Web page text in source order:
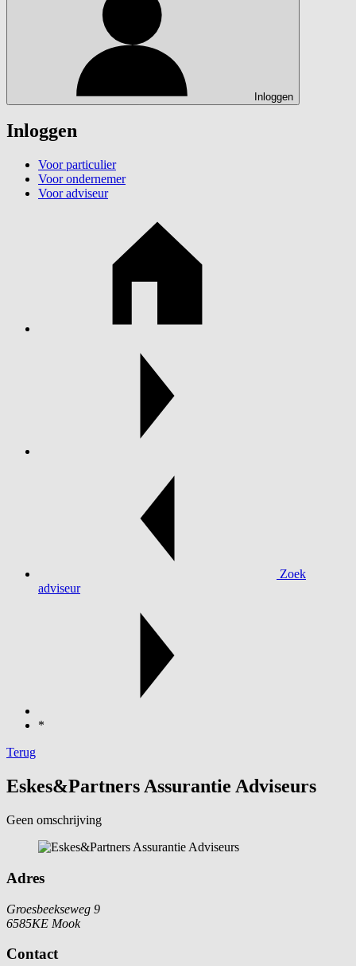
Inloggen
Inloggen
Voor particulier
Voor ondernemer
Voor adviseur
Zoek
adviseur
*
Terug
Eskes&Partners Assurantie Adviseurs
Geen omschrijving
Adres
Groesbeekseweg 9
6585KE Mook
Contact